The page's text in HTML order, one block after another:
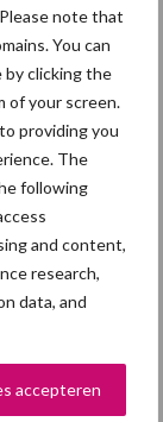
note that
You can
by clicking the
of your screen.
providing you
The
following
and content,
research,
data, and
accepteren
is in